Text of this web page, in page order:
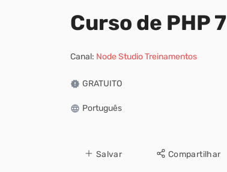
Curso de PHP 7
Canal: Node Studio Treinamentos
GRATUITO
Português
Salvar Compartilhar